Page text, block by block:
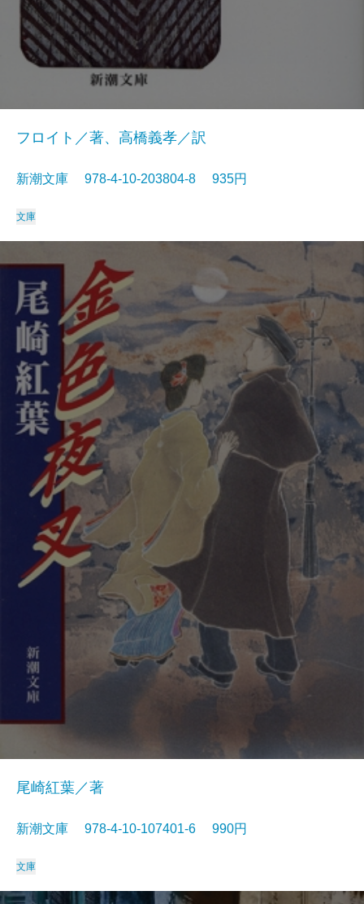
フロイト／著、高橋義孝／訳
新潮文庫 978-4-10-203804-8 935円
文庫
尾崎紅葉／著
新潮文庫 978-4-10-107401-6 990円
文庫